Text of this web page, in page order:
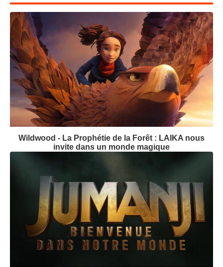
Wildwood - La Prophétie de la Forêt : LAIKA nous
invite dans un monde magique